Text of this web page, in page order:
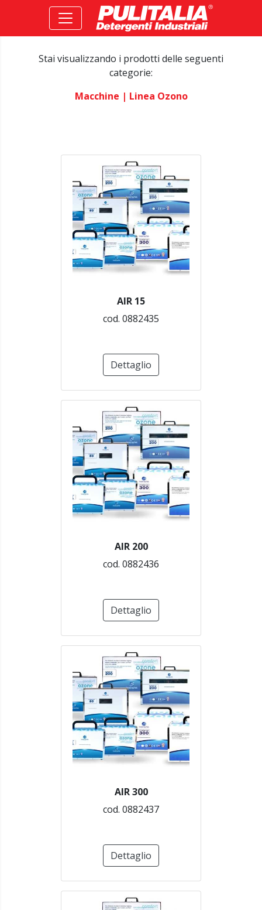
Stai visualizzando i prodotti delle seguenti
categorie:
Macchine | Linea Ozono
AIR 15
cod. 0882435
Dettaglio
AIR 200
cod. 0882436
Dettaglio
AIR 300
cod. 0882437
Dettaglio